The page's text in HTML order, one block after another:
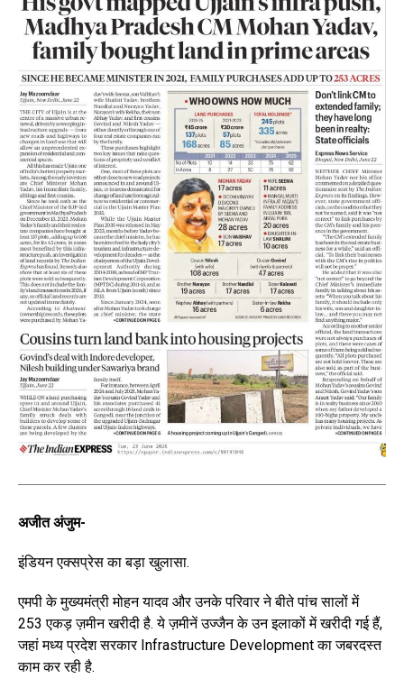
अजीत अंजुम-
इंडियन एक्सप्रेस का बड़ा खुलासा.
एमपी के मुख्यमंत्री मोहन यादव और उनके परिवार ने बीते पांच सालों में
253 एकड़ ज़मीन खरीदी है. ये ज़मीनें उज्जैन के उन इलाकों में खरीदी गई हैं,
जहां मध्य प्रदेश सरकार Infrastructure Development का जबरदस्त
काम कर रही है.